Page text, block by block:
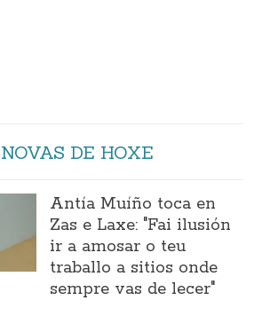
NOVAS DE HOXE
Antía Muíño toca en
Zas e Laxe: "Fai ilusión
ir a amosar o teu
traballo a sitios onde
sempre vas de lecer"